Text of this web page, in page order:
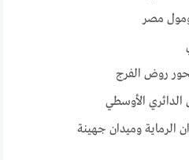
مصر
روض الفرج
الأوسطي
الرماية وميدان جهينة